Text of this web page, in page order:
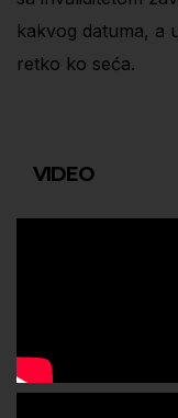
kakvog datuma, a
retko ko seća.
VIDEO